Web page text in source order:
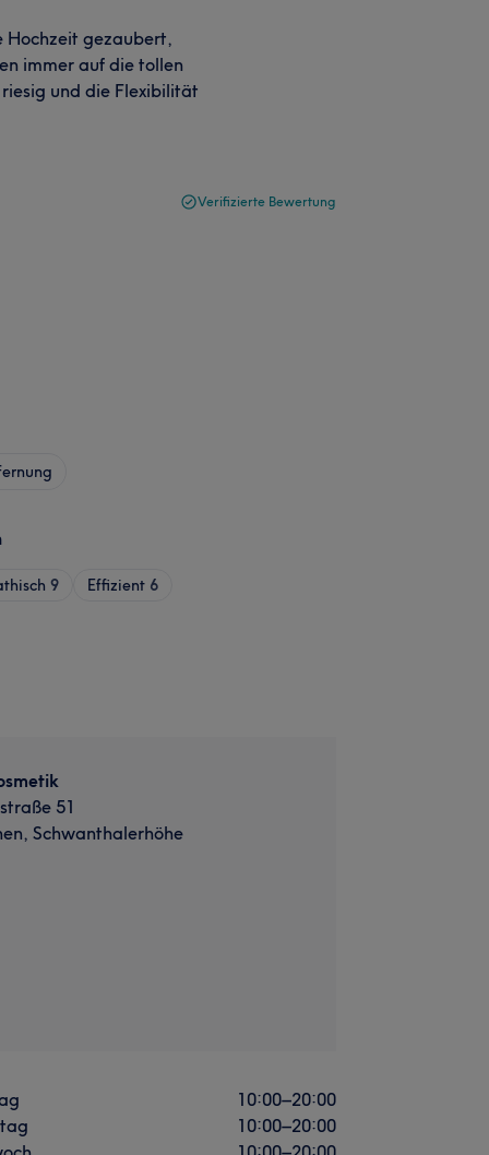
Hochzeit gezaubert,
immer auf die tollen
und die Flexibilität
Verifizierte Bewertung
9 Effizient 6
51
Schwanthalerhöhe
10:00–20:00
10:00–20:00